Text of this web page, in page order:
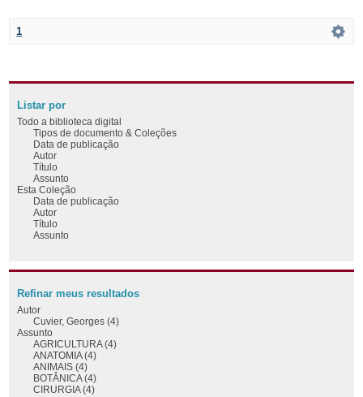
1
Listar por
Todo a biblioteca digital
Tipos de documento & Coleções
Data de publicação
Autor
Título
Assunto
Esta Coleção
Data de publicação
Autor
Título
Assunto
Refinar meus resultados
Autor
Cuvier, Georges (4)
Assunto
AGRICULTURA (4)
ANATOMIA (4)
ANIMAIS (4)
BOTÂNICA (4)
CIRURGIA (4)